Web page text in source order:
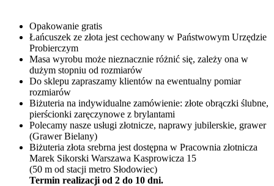
Opakowanie gratis
Łańcuszek ze złota jest cechowany w Państwowym Urzędzie
Probierczym
Masa wyrobu może nieznacznie różnić się, zależy ona w
dużym stopniu od rozmiarów
Do sklepu zapraszamy klientów na ewentualny pomiar
rozmiarów
Biżuteria na indywidualne zamówienie: złote obrączki ślubne,
pierścionki zaręczynowe z brylantami
Polecamy nasze usługi złotnicze, naprawy jubilerskie, grawer
(Grawer Bielany)
Biżuteria złota srebrna jest dostępna w Pracownia złotnicza
Marek Sikorski Warszawa Kasprowicza 15
(50 m od stacji metro Słodowiec)
Termin realizacji od 2 do 10 dni.